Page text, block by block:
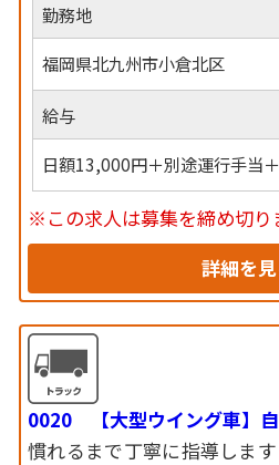
勤務地
福岡県北九州市小倉北区
給与
日額13,000円＋別途運行手当
※この求人は募集を締め切り
詳細を
0020 【大型ウイング車】
慣れるまで丁寧に指導しま